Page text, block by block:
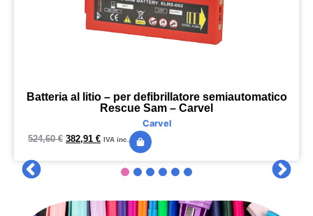
Batteria al litio – per defibrillatore semiautomatico
Rescue Sam – Carvel
Carvel
524,60€ 382,91 € IVA inc.